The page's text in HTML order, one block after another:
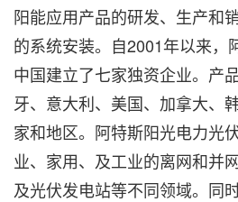
阳能应用产品的研发、生产和
的系统安装。自2001年以来，
中国建立了七家独资企业。产
牙、意大利、美国、加拿大、
家和地区。阿特斯阳光电力光
业、家用、及工业的离网和并
及光伏发电站等不同领域。同